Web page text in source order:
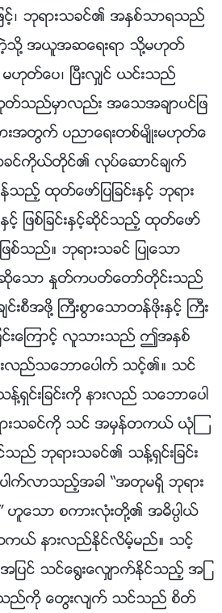
င့္၊ ဘုရားသခင္၏ အႏွစ္သာရသည္
႔ အယူအဆေရးရာ သို႔မဟုတ္
ဟုတ္ေပ၊ ၿပီးလွ်င္ ယင္းသည္
သည္မွာလည္း အေသအခ်ာပင္ျဖ
အတြက္ ပညာေရးတစ္မ်ိဳးမဟုတ္ေ
သခင္ကိုယ္တိုင္၏ လုပ္ေဆာင္ခ်က္
သည့္ ထုတ္ေဖာ္ျပျခင္းႏွင့္ ဘုရား
ျဖစ္ျခင္းႏွင့္ဆိုင္သည့္ ထုတ္ေဖာ္
စ္သည္။ ဘုရားသခင္ ျပဳေသာ
ဆိုေသာ ႏႈတ္ကပတ္ေတာ္တိုင္းသည္
အဖို႔ ႀကီးစြာေသာတန္ဖိုးႏွင့္ ႀကီး
ျခင္းေၾကာင့္ လူသားသည္ ဤအႏွစ္
းလည္သေဘာေပါက္ သင့္၏။ သင္
ရွင္းျခင္းကို နားလည္ သေဘာေပါ
းသခင္ကို သင္ အမွန္တကယ္ ယုံၾ
ဘုရားသခင္၏ သန႔္ရွင္းျခင္း
က္လာသည့္အခါ “အတုမရွိ ဘုရား
သာ စကားလုံးတို႔၏ အဓိပၸါယ္
ယ္ နားလည္ႏိုင္လိမ့္မည္။ သင့္
ပင္ သင္ေ႐ြးေလွ်ာက္ႏိုင္သည့္ အျ
းရွိသည္ကို ေတြးလ်က္ သင္သည္ စိတ္